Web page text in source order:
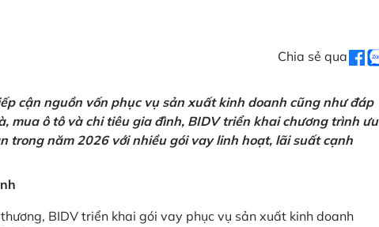
Chia sẻ qua
cận nguồn vốn phục vụ sản xuất kinh doanh cũng như đáp
mua ô tô và chi tiêu gia đình, BIDV triển khai chương trình ưu
trong năm 2026 với nhiều gói vay linh hoạt, lãi suất cạnh
BIDV triển khai gói vay phục vụ sản xuất kinh doanh